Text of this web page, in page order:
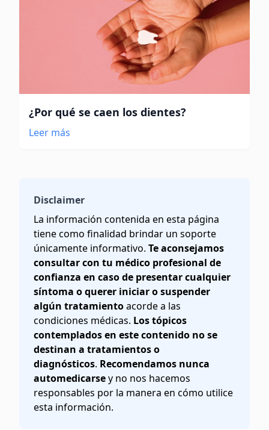
¿Por qué se caen los dientes?
Leer más
Disclaimer
La información contenida en esta página
tiene como finalidad brindar un soporte
únicamente informativo. Te aconsejamos
consultar con tu médico profesional de
confianza en caso de presentar cualquier
síntoma o querer iniciar o suspender
algún tratamientoacorde a las
condiciones médicas. Los tópicos
contemplados en este contenido no se
destinan a tratamientos o
diagnósticos. Recomendamos nunca
automedicarsey no nos hacemos
responsables por la manera en cómo utilice
esta información.